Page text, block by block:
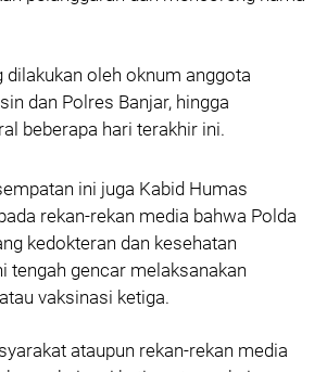
dilakukan oleh oknum anggota
dan Polres Banjar, hingga
beberapa hari terakhir ini.
ini juga Kabid Humas
rekan-rekan media bahwa Polda
kedokteran dan kesehatan
tengah gencar melaksanakan
vaksinasi ketiga.
ataupun rekan-rekan media